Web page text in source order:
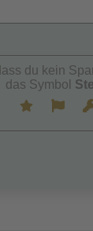
du kein
das Symbol